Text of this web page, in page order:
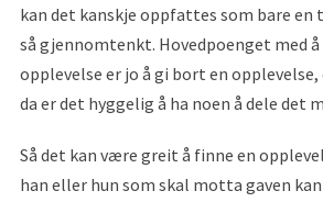
kan det kanskje oppfattes som bare en
så gjennomtenkt. Hovedpoenget med å
opplevelse er jo å gi bort en opplevelse,
da er det hyggelig å ha noen å dele det
Så det kan være greit å finne en
han eller hun som skal motta gaven